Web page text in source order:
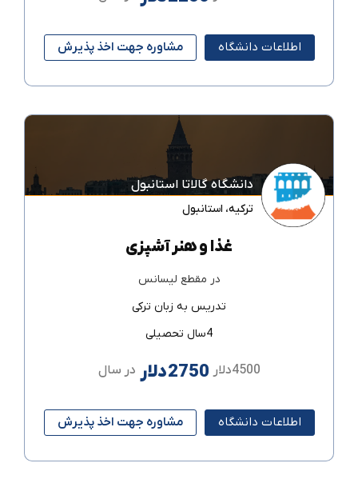
اطلاعات دانشگاه مشاوره جهت اخذ پذیرش
دانشگاه گالاتا استانبول
ترکیه، استانبول
غذا و هنر آشپزی
در مقطع لیسانس
تدریس به زبان ترکی
4سال تحصیلی
4500دلار 2750دلار در سال
اطلاعات دانشگاه مشاوره جهت اخذ پذیرش